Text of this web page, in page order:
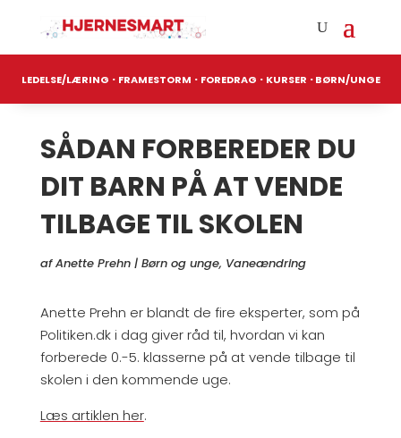
LEDELSE/LÆRING · FRAMESTORM · FOREDRAG · KURSER ·BØRN/UNGE
SÅDAN FORBEREDER DU
DIT BARN PÅ AT VENDE
TILBAGE TIL SKOLEN
afAnette Prehn| Børn og unge, Vaneændring
Anette Prehn er blandt de fire eksperter, som på
Politiken.dk i dag giver råd til, hvordan vi kan
forberede 0.-5. klasserne på at vende tilbage til
skolen i den kommende uge.
Læs artiklen her.